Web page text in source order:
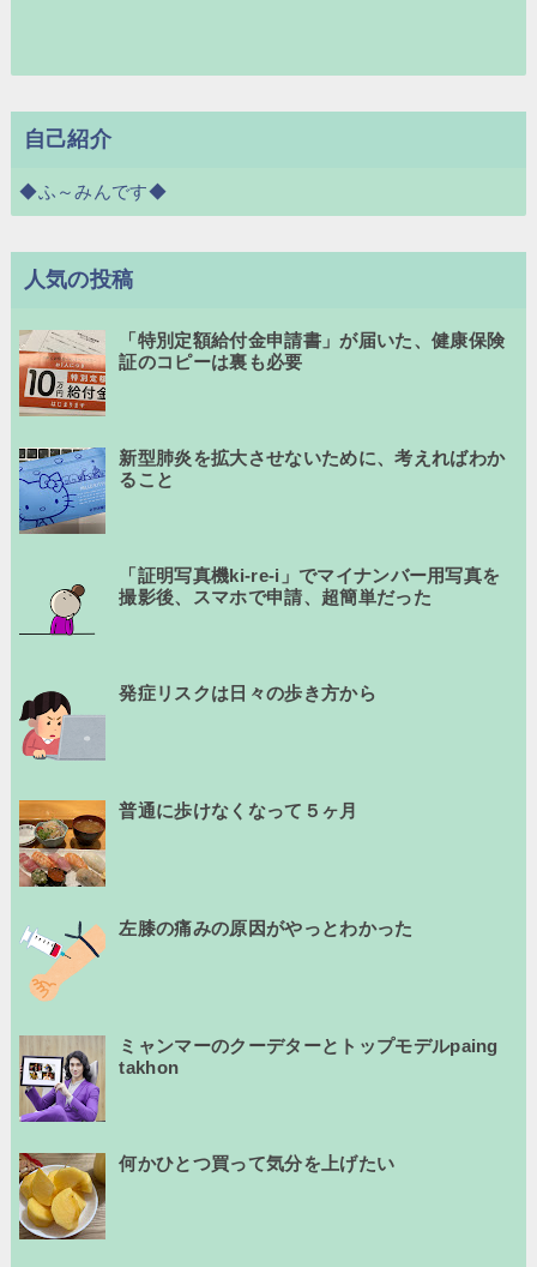
自己紹介
◆ふ～みんです◆
人気の投稿
「特別定額給付金申請書」が届いた、健康保険
証のコピーは裏も必要
新型肺炎を拡大させないために、考えればわか
ること
「証明写真機ki-re-i」でマイナンバー用写真を
撮影後、スマホで申請、超簡単だった
発症リスクは日々の歩き方から
普通に歩けなくなって５ヶ月
左膝の痛みの原因がやっとわかった
ミャンマーのクーデターとトップモデルpaing
takhon
何かひとつ買って気分を上げたい